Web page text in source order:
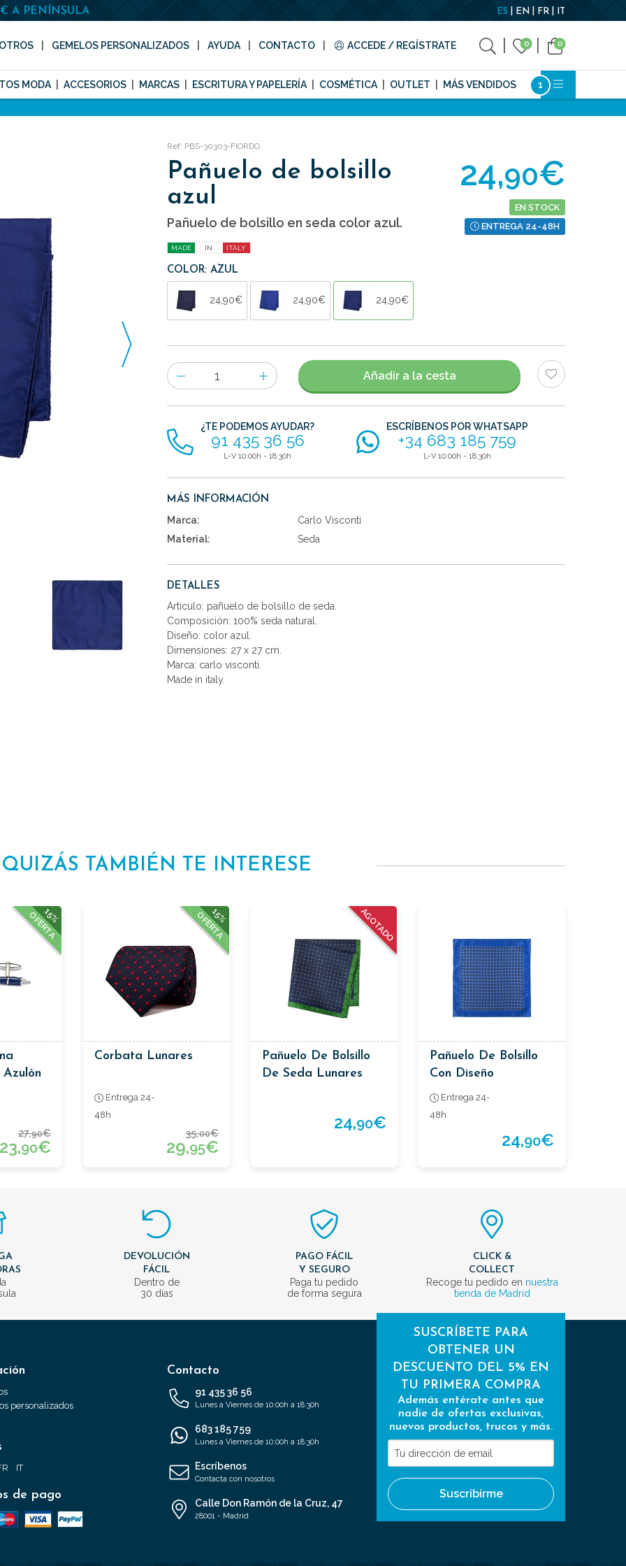
A PENÍNSULA ES EN FR IT
GEMELOS PERSONALIZADOS AYUDA CONTACTO ACCEDE / REGÍSTRATE 0 0
MODA ACCESORIOS MARCAS ESCRITURA Y PAPELERÍA COSMÉTICA OUTLET MÁS VENDIDOS
Ref: PBS-30303-FIORDO
Pañuelo de bolsillo
azul
Pañuelo de bolsillo en seda color azul.
MADE IN ITALY
24,90€
EN STOCK
ENTREGA 24-48H
COLOR: AZUL
24,90€ 24,90€ 24,90€
Número
de
artículos
Añadir a la cesta
¿TE PODEMOS AYUDAR?
91 435 36 56
L-V 10:00h - 18:30h
ESCRÍBENOS POR WHATSAPP
+34 683 185 759
L-V 10:00h - 18:30h
MÁS INFORMACIÓN
Marca:
Carlo Visconti
Material:
Seda
DETALLES
Articulo: pañuelo de bolsillo de seda.
Composición: 100% seda natural.
Diseño: color azul.
Dimensiones: 27 x 27 cm.
Marca: carlo visconti.
Made in italy.
QUIZÁS TAMBIÉN TE INTERESE
15%
OFERTA
27,90€
23,90€
15%
OFERTA
Corbata Lunares
Entrega 24-
48h
35,00€
29,95€
AGOTADO
Pañuelo De Bolsillo
De Seda Lunares
24,90€
Pañuelo De Bolsillo
Con Diseño
Geométrico
Entrega 24-
48h
24,90€
DEVOLUCIÓN
FÁCIL
Dentro de
30 días
PAGO FÁCIL
Y SEGURO
Paga tu pedido
de forma segura
CLICK &
COLLECT
Recoge tu pedido en nuestra
tienda de Madrid
personalizados
IT
de pago
Contacto
91 435 36 56
Lunes a Viernes de 10:00h a 18:30h
683 185 759
Lunes a Viernes de 10:00h a 18:30h
Escríbenos
Contacta con nosotros
Calle Don Ramón de la Cruz, 47
28001 - Madrid
SUSCRÍBETE PARA
OBTENER UN
DESCUENTO DEL 5% EN
TU PRIMERA COMPRA
Además entérate antes que
nadie de ofertas exclusivas,
nuevos productos, trucos y más.
Tu
dirección
de
email
Suscribirme